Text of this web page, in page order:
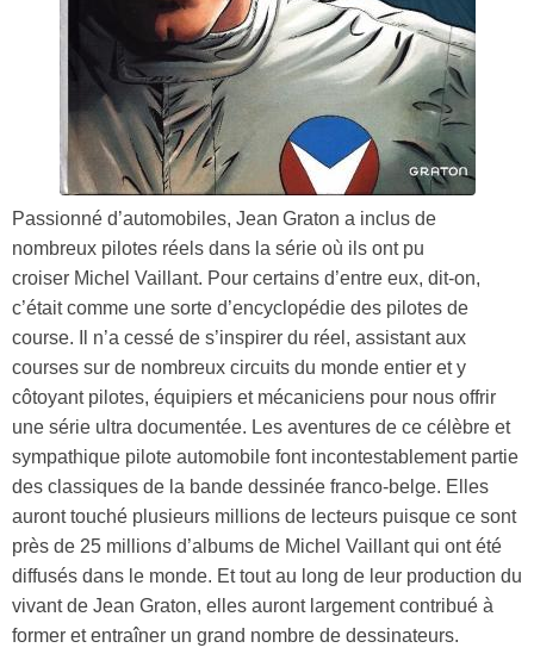
Passionné d’automobiles, Jean Graton a inclus de
nombreux pilotes réels dans la série où ils ont pu
croiser Michel Vaillant. Pour certains d’entre eux, dit-on,
c’était comme une sorte d’encyclopédie des pilotes de
course.
Il n’a cessé de s’inspirer du réel, assistant aux
courses sur de nombreux circuits du monde entier et y
côtoyant pilotes, équipiers et mécaniciens pour nous offrir
une série ultra documentée. Les aventures de ce célèbre et
sympathique pilote automobile font incontestablement partie
des classiques de la bande dessinée franco-belge. Elles
auront touché plusieurs millions de lecteurs puisque ce sont
près de 25 millions d’albums de Michel Vaillant qui ont été
diffusés dans le monde. Et tout au long de leur production du
vivant de Jean Graton, elles auront largement contribué à
former et entraîner un grand nombre de dessinateurs.